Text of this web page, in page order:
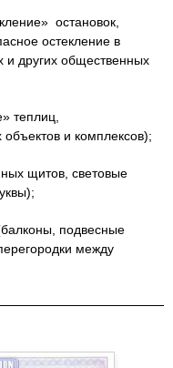
остановок,
остекление в
и других общественных
теплиц,
и комплексов);
щитов, световые
подвесные
между